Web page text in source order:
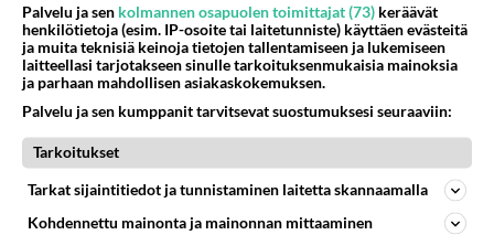
Presidentti Stubbin anoppi ja isän rakas!
Oho! Aki Riihilahti jakoi paljonpuhuvan kuvan
Katri-vaimon TTK-voiton jälkeisestä aamusta
TTK-paljastus! Katri Riihilahti täräytti
kohtalokkaat sanat Johannes Holopaiselle ennen
Palvelu ja sen kolmannen osapuolen toimittajat (73) keräävät
henkilötietoja (esim. IP-osoite tai laitetunniste) käyttäen evästeitä
ja muita teknisiä keinoja tietojen tallentamiseen ja lukemiseen
laitteellasi tarjotakseen sinulle tarkoituksenmukaisia mainoksia
ja parhaan mahdollisen asiakaskokemuksen.
Palvelu ja sen kumppanit tarvitsevat suostumuksesi seuraaviin:
Tarkoitukset
Tarkat sijaintitiedot ja tunnistaminen laitetta skannaamalla
Kohdennettu mainonta ja mainonnan mittaaminen